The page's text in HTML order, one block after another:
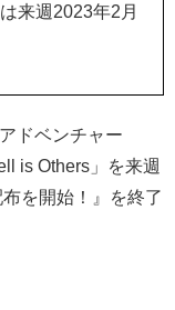
来週2023年2月
ドベンチャー
is Others」を来週
を開始！』を終了